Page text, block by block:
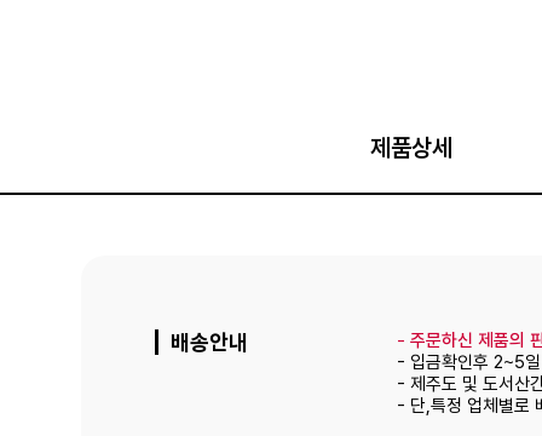
제품상세
배송안내 - 주문하신 제품의
- 입금확인후 2~5
- 제주도 및 도서산
- 단,특정 업체별로